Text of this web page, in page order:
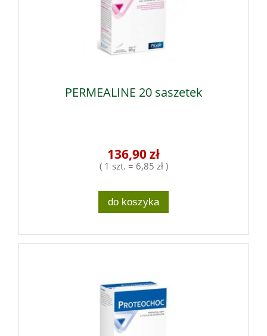
PERMEALINE 20 saszetek
136,90 zł
( 1 szt. = 6,85 zł )
do koszyka